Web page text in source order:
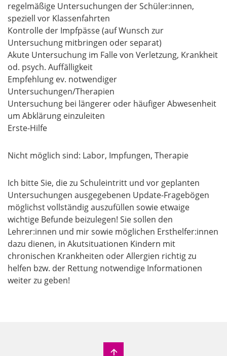
regelmäßige Untersuchungen der Schüler:innen,
speziell vor Klassenfahrten
Kontrolle der Impfpässe (auf Wunsch zur
Untersuchung mitbringen oder separat)
Akute Untersuchung im Falle von Verletzung, Krankheit
od. psych. Auffälligkeit
Empfehlung ev. notwendiger
Untersuchungen/Therapien
Untersuchung bei längerer oder häufiger Abwesenheit
um Abklärung einzuleiten
Erste-Hilfe
Nicht möglich sind: Labor, Impfungen, Therapie
Ich bitte Sie, die zu Schuleintritt und vor geplanten
Untersuchungen ausgegebenen Update-Fragebögen
möglichst vollständig auszufüllen sowie etwaige
wichtige Befunde beizulegen! Sie sollen den
Lehrer:innen und mir sowie möglichen Ersthelfer:innen
dazu dienen, in Akutsituationen Kindern mit
chronischen Krankheiten oder Allergien richtig zu
helfen bzw. der Rettung notwendige Informationen
weiter zu geben!